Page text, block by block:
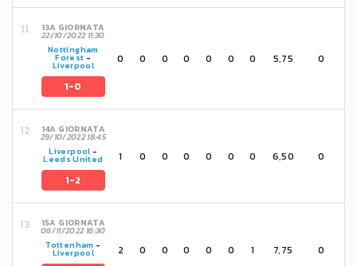
13A GIORNATA
22/10/2022 11:30
Nottingham
Forest -
Liverpool
1-0
0 0 0 0 0 0 0 5,75 0
14A GIORNATA
29/10/2022 18:45
Liverpool -
Leeds United
1-2
1 0 0 0 0 0 0 6,50 0
15A GIORNATA
06/11/2022 16:30
Tottenham -
Liverpool 2 0 0 0 0 0 1 7,75 0